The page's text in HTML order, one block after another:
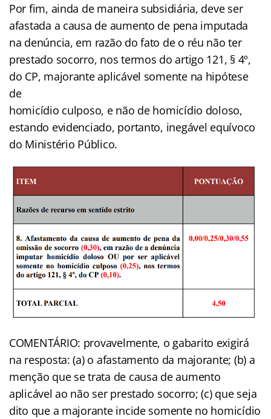
Por fim, ainda de maneira subsidiária, deve ser
afastada a causa de aumento de pena imputada
na denúncia, em razão do fato de o réu não ter
prestado socorro, nos termos do artigo 121, § 4º,
do CP, majorante aplicável somente na hipótese
de
homicídio culposo, e não de homicídio doloso,
estando evidenciado, portanto, inegável equívoco
do Ministério Público.
COMENTÁRIO: provavelmente, o gabarito exigirá
na resposta: (a) o afastamento da majorante; (b) a
menção que se trata de causa de aumento
aplicável ao não ser prestado socorro; (c) que seja
dito que a majorante incide somente no homicídio